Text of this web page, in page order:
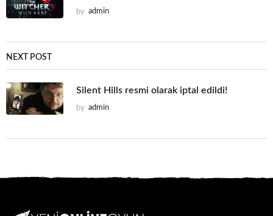
by admin
NEXT POST
Silent Hills resmi olarak iptal edildi!
by admin